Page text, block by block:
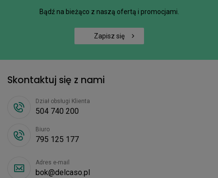
Bądź na bieżąco z naszą ofertą i promocjami.
Zapisz się
Skontaktuj się z nami
Dział obsługi Klienta
504 740 200
Biuro
795 125 177
Adres e-mail
bok@delcaso.pl